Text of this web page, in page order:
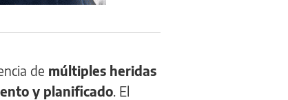
de múltiples heridas
y planificado. El